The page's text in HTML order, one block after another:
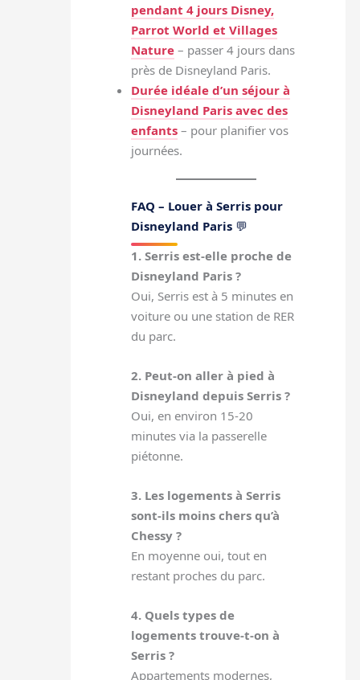
pendant 4 jours Disney,
Parrot World et Villages
Nature – passer 4 jours dans
près de Disneyland Paris.
Durée idéale d’un séjour à
Disneyland Paris avec des
enfants – pour planifier vos
journées.
FAQ – Louer à Serris pour
Disneyland Paris 💬
1. Serris est-elle proche de
Disneyland Paris ?
Oui, Serris est à 5 minutes en
voiture ou une station de RER
du parc.
2. Peut-on aller à pied à
Disneyland depuis Serris ?
Oui, en environ 15-20
minutes via la passerelle
piétonne.
3. Les logements à Serris
sont-ils moins chers qu’à
Chessy ?
En moyenne oui, tout en
restant proches du parc.
4. Quels types de
logements trouve-t-on à
Serris ?
Appartements modernes,